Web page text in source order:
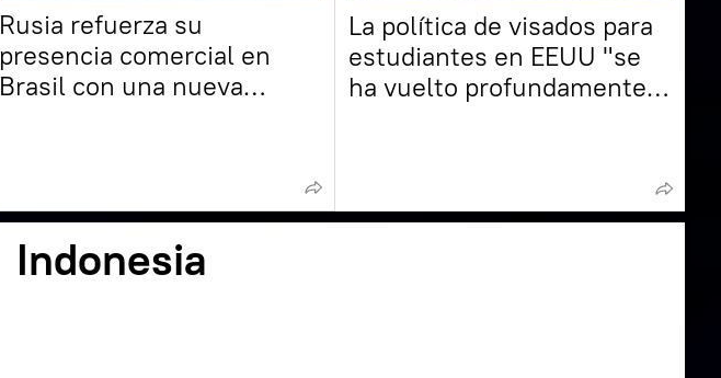
Rusia refuerza su
presencia comercial en
Brasil con una nueva
La política de visados para
estudiantes en EEUU "se
ha vuelto profundamente
Indonesia